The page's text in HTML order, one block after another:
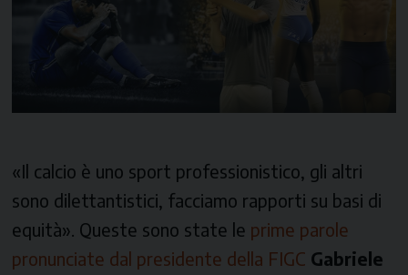
«Il calcio è uno sport professionistico, gli altri
sono dilettantistici, facciamo rapporti su basi di
equità». Queste sono state le prime parole
pronunciate dal presidente della FIGC Gabriele